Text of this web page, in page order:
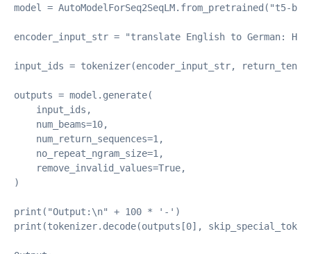
model = AutoModelForSeq2SeqLM.from_pretrained("t5-
encoder_input_str = "translate English to German:
input_ids = tokenizer(encoder_input_str,
outputs = model.generate(
    input_ids,
    num_beams=10,
    num_return_sequences=1,
    no_repeat_ngram_size=1,
    remove_invalid_values=True,
)
print("Output:\n" + 100 * '-')
print(tokenizer.decode(outputs[0],